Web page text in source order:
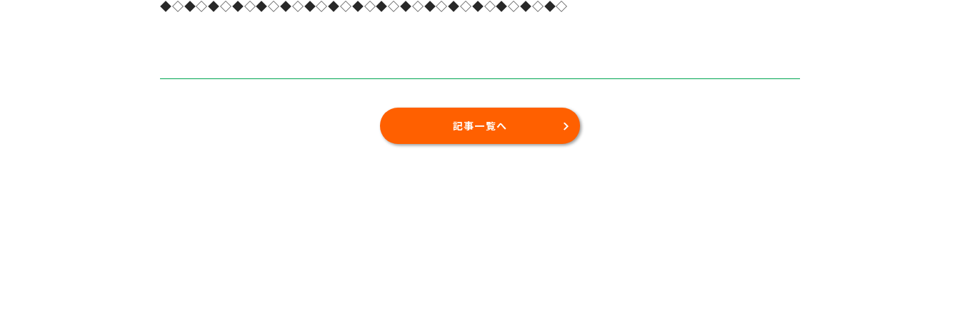
◆◇◆◇◆◇◆◇◆◇◆◇◆◇◆◇◆◇◆◇◆◇◆◇◆◇◆◇◆◇◆◇◆◇
記事一覧へ